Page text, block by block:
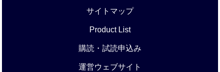
サイトマップ
Product List
購読・試読申込み
運営ウェブサイト